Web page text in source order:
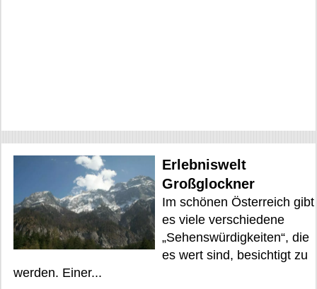
Erlebniswelt
Großglockner
Im schönen Österreich gibt
es viele verschiedene
„Sehenswürdigkeiten“, die
es wert sind, besichtigt zu
werden. Einer...